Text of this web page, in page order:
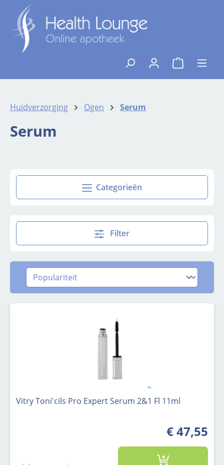
Ga naar de hoofdinhoud
{1}De
Huidverzorging Ogen Serum
Serum
Categorieën
Filter
Vitry Toni'cils Pro Expert Serum 2&1 Fl 11ml
€ 47,55